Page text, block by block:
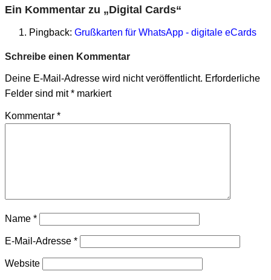
Ein Kommentar zu „Digital Cards“
Pingback: Grußkarten für WhatsApp - digitale eCards
Schreibe einen Kommentar
Deine E-Mail-Adresse wird nicht veröffentlicht. Erforderliche
Felder sind mit* markiert
Kommentar *
Name *
E-Mail-Adresse *
Website